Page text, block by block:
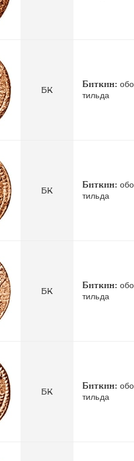
БК
Биткин:
тильда
БК
Биткин:
тильда
БК
Биткин:
тильда
БК
Биткин:
тильда